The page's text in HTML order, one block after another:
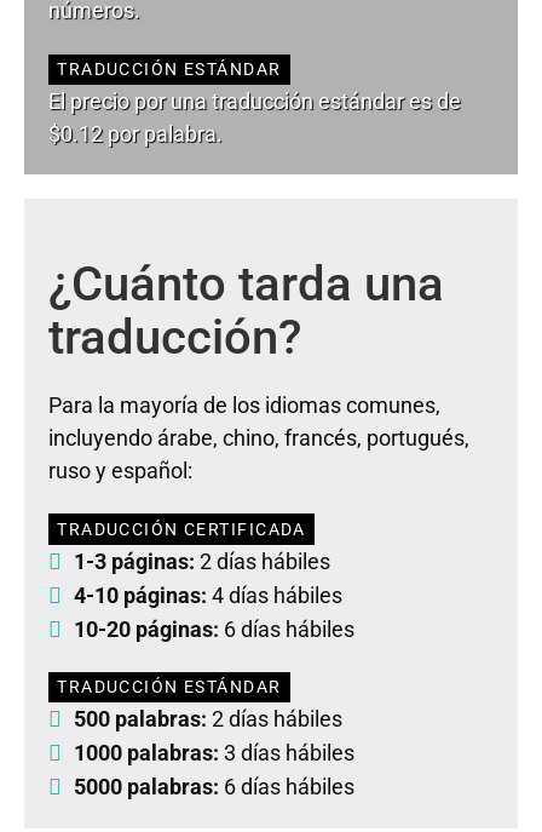
números.
TRADUCCIÓN ESTÁNDAR
El precio por una traducción estándar es de
$0.12 por palabra.
¿Cuánto tarda una
traducción?
Para la mayoría de los idiomas comunes,
incluyendo árabe, chino, francés, portugués,
ruso y español:
TRADUCCIÓN CERTIFICADA
1-3 páginas: 2 días hábiles
4-10 páginas: 4 días hábiles
10-20 páginas: 6 días hábiles
TRADUCCIÓN ESTÁNDAR
500 palabras: 2 días hábiles
1000 palabras: 3 días hábiles
5000 palabras: 6 días hábiles